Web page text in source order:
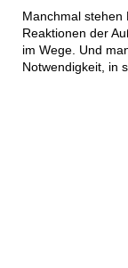
Manchmal stehen
Reaktionen der
im Wege. Und
Notwendigkeit, in